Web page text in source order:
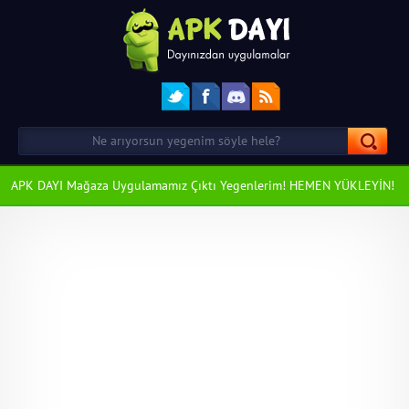
APK DAYI Mağaza Uygulamamız Çıktı Yegenlerim! HEMEN YÜKLEYİN!